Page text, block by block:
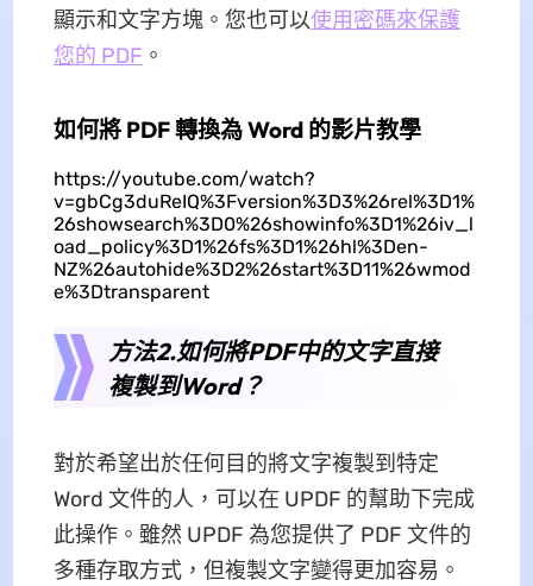
顯示和文字方塊。您也可以使用密碼來保護
您的 PDF 。
如何將 PDF 轉換為 Word 的影片教學
https://youtube.com/watch?
v=gbCg3duReIQ%3Fversion%3D3%26rel%3D1%
26showsearch%3D0%26showinfo%3D1%26iv_l
oad_policy%3D1%26fs%3D1%26hl%3Den-
NZ%26autohide%3D2%26start%3D11%26wmod
e%3Dtransparent
方法2.如何將PDF中的文字直接
複製到Word？
對於希望出於任何目的將文字複製到特定
Word 文件的人，可以在 UPDF 的幫助下完成
此操作。雖然 UPDF 為您提供了 PDF 文件的
多種存取方式，但複製文字變得更加容易。